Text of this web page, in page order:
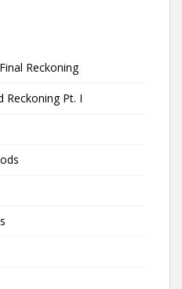
Reckoning
Reckoning Pt. I